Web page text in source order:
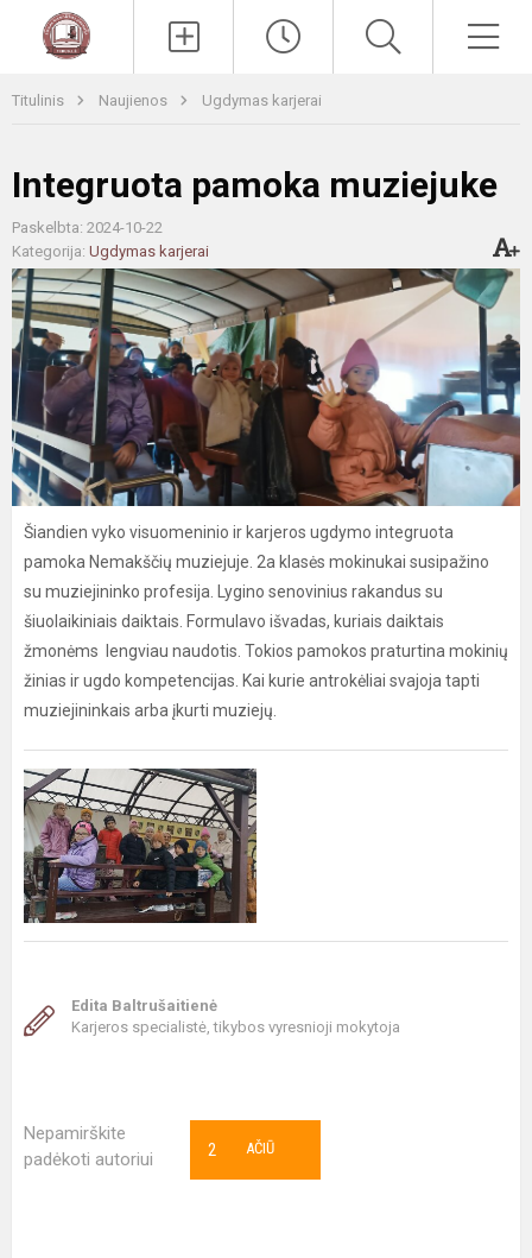
Titulinis Naujienos Ugdymas karjerai
Integruota pamoka muziejuke
Paskelbta: 2024-10-22
Kategorija: Ugdymas karjerai
Šiandien vyko visuomeninio ir karjeros ugdymo integruota
pamoka Nemakščių muziejuje. 2a klasės mokinukai susipažino
su muziejininko profesija. Lygino senovinius rakandus su
šiuolaikiniais daiktais. Formulavo išvadas, kuriais daiktais
žmonėms lengviau naudotis. Tokios pamokos praturtina mokinių
žinias ir ugdo kompetencijas. Kai kurie antrokėliai svajoja tapti
muziejininkais arba įkurti muziejų.
Edita Baltrušaitienė
Karjeros specialistė, tikybos vyresnioji mokytoja
Nepamirškite
padėkoti autoriui
AČIŪ
2